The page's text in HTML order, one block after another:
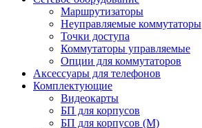
Маршрутизаторы
Неуправляемые коммутаторы
Точки доступа
Коммутаторы управляемые
Опции для коммутаторов
Аксессуары для телефонов
Комплектующие
Видеокарты
БП для корпусов
БП для корпусов (М)